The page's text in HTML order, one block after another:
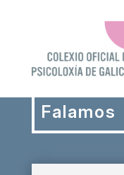
Falamos